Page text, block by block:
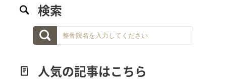
検索
人気の記事はこちら